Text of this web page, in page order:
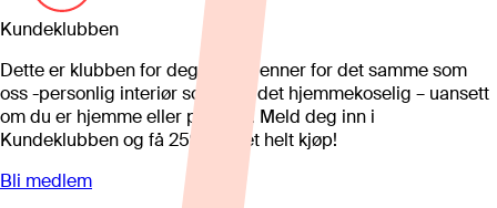
Kundeklubben
Dette er klubben for deg som brenner for det samme som
oss -personlig interiør som gjør det hjemmekoselig – uansett
om du er hjemme eller på hytta. Meld deg inn i
Kundeklubben og få 25%* på et helt kjøp!
Bli medlem